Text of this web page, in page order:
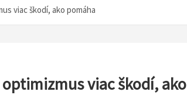
viac škodí, ako pomáha
viac škodí, ako